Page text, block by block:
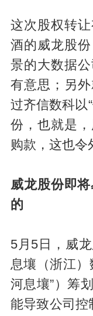
这次股权转
酒的威龙股
景的大数据
有意思；另
过齐信数科以
份，也就是
购款，这也令
威龙股份即
的
5月5日，威
息壤（浙江）
河息壤”）筹
能导致公司控